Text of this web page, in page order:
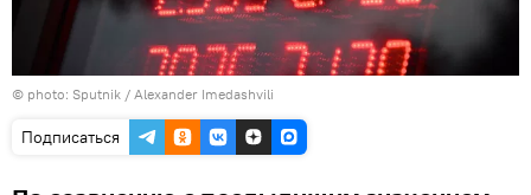
© photo: Sputnik / Alexander Imedashvili
Подписаться